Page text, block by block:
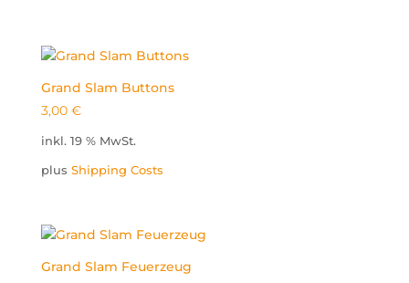
Grand Slam Buttons
3,00 €
inkl. 19 % MwSt.
plus Shipping Costs
Grand Slam Feuerzeug